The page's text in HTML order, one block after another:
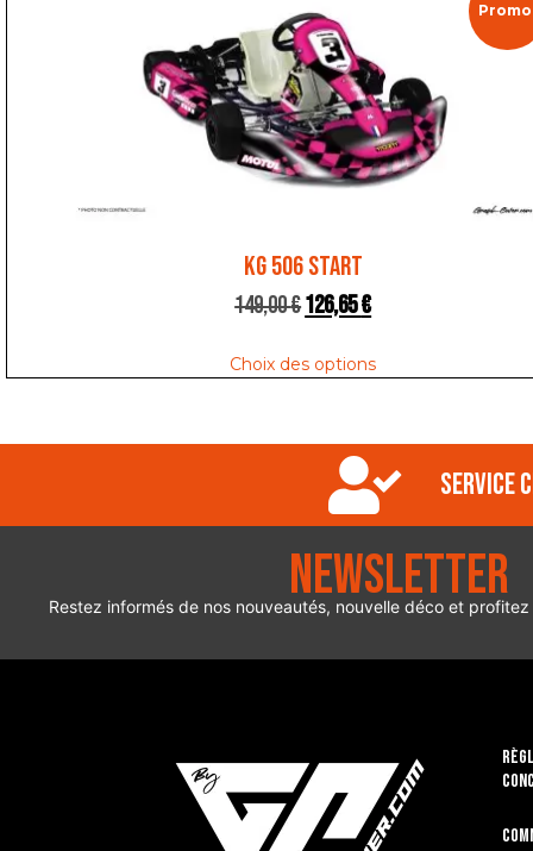
Promo
KG 506 START
149,00€126,65€
Choix des options
Service
Newsletter
Restez informés de nos nouveautés, nouvelle déco et